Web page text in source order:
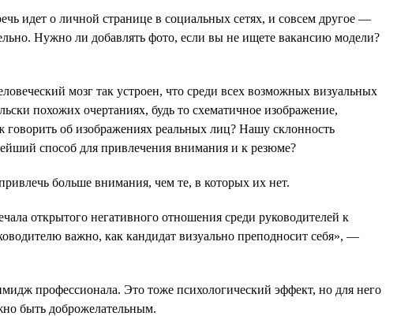
идет о личной странице в социальных сетях, и совсем другое —
Нужно ли добавлять фото, если вы не ищете вакансию модели?
мозг так устроен, что среди всех возможных визуальных
похожих очертаниях, будь то схематичное изображение,
об изображениях реальных лиц? Нашу склонность
способ для привлечения внимания и к резюме?
больше внимания, чем те, в которых их нет.
открытого негативного отношения среди руководителей к
важно, как кандидат визуально преподносит себя», —
профессионала. Это тоже психологический эффект, но для него
быть доброжелательным.